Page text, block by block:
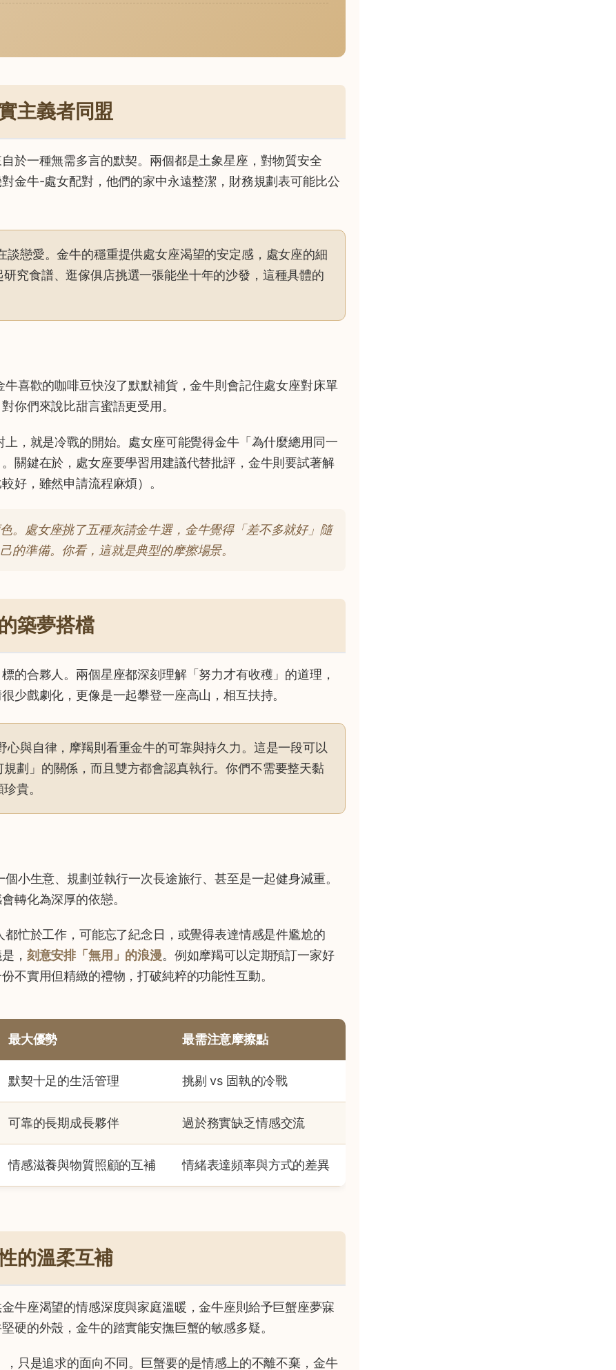
主義者同盟
於一種無需多言的默契。兩個都是土象星座，對物質安全
金牛-處女配對，他們的家中永遠整潔，財務規劃表可能比公
談戀愛。金牛的穩重提供處女座渴望的安定感，處女座的細
究食譜、逛傢俱店挑選一張能坐十年的沙發，這種具體的
喜歡的咖啡豆快沒了默默補貨，金牛則會記住處女座對床單
你們來說比甜言蜜語更受用。
，就是冷戰的開始。處女座可能覺得金牛「為什麼總用同一
關鍵在於，處女座要學習用建議代替批評，金牛則要試著解
好，雖然申請流程麻煩）。
。處女座挑了五種灰請金牛選，金牛覺得「差不多就好」隨
的準備。你看，這就是典型的摩擦場景。
築夢搭檔
的合夥人。兩個星座都深刻理解「努力才有收穫」的道理，
少戲劇化，更像是一起攀登一座高山，相互扶持。
心與自律，摩羯則看重金牛的可靠與持久力。這是一段可以
劃」的關係，而且雙方都會認真執行。你們不需要整天黏
貴。
小生意、規劃並執行一次長途旅行、甚至是一起健身減重。
轉化為深厚的依戀。
忙於工作，可能忘了紀念日，或覺得表達情感是件尷尬的
， 刻意安排「無用」的浪漫。例如摩羯可以定期預訂一家好
不實用但精緻的禮物，打破純粹的功能性互動。
最大優勢 最需注意摩擦點
默契十足的生活管理 挑剔 vs 固執的冷戰
可靠的長期成長夥伴 過於務實缺乏情感交流
情感滋養與物質照顧的互補 情緒表達頻率與方式的差異
的溫柔互補
牛座渴望的情感深度與家庭溫暖，金牛座則給予巨蟹座夢寐
硬的外殼，金牛的踏實能安撫巨蟹的敏感多疑。
只是追求的面向不同。巨蟹要的是情感上的不離不棄，金牛